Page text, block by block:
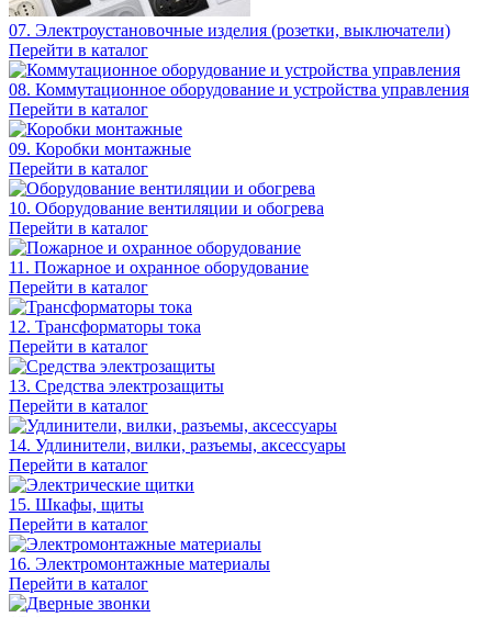
07. Электроустановочные изделия (розетки, выключатели)
Перейти в каталог
08. Коммутационное оборудование и устройства управления
Перейти в каталог
09. Коробки монтажные
Перейти в каталог
10. Оборудование вентиляции и обогрева
Перейти в каталог
11. Пожарное и охранное оборудование
Перейти в каталог
12. Трансформаторы тока
Перейти в каталог
13. Средства электрозащиты
Перейти в каталог
14. Удлинители, вилки, разъемы, аксессуары
Перейти в каталог
15. Шкафы, щиты
Перейти в каталог
16. Электромонтажные материалы
Перейти в каталог